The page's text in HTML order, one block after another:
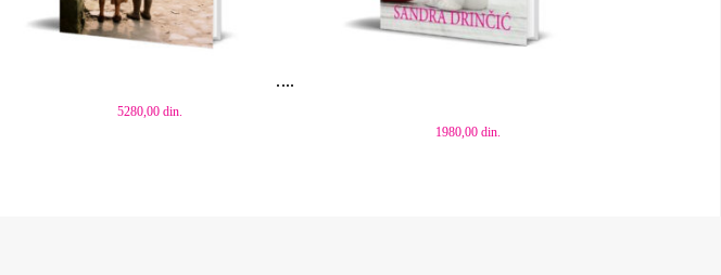
5280,00din.
1980,00 din.